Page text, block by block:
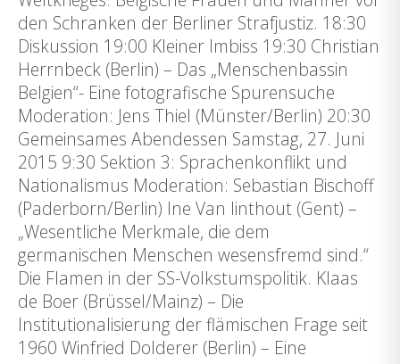
den Schranken der Berliner Strafjustiz. 18:30
Diskussion 19:00 Kleiner Imbiss 19:30 Christian
Herrnbeck (Berlin) – Das „Menschenbassin
Belgien“- Eine fotografische Spurensuche
Moderation: Jens Thiel (Münster/Berlin) 20:30
Gemeinsames Abendessen Samstag, 27. Juni
2015 9:30 Sektion 3: Sprachenkonflikt und
Nationalismus Moderation: Sebastian Bischoff
(Paderborn/Berlin) Ine Van linthout (Gent) –
„Wesentliche Merkmale, die dem
germanischen Menschen wesensfremd sind.“
Die Flamen in der SS-Volkstumspolitik. Klaas
de Boer (Brüssel/Mainz) – Die
Institutionalisierung der flämischen Frage seit
1960 Winfried Dolderer (Berlin) – Eine